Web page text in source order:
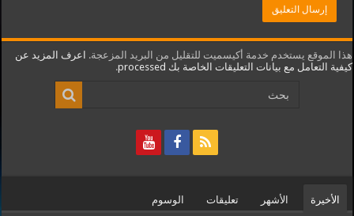
هذا الموقع يستخدم خدمة أكيسميت للتقليل من البريد المزعجة. اعرف المزيد عن
كيفية التعامل مع بيانات التعليقات الخاصة بك processed
.
الأخيرة الأشهر تعليقات الوسوم